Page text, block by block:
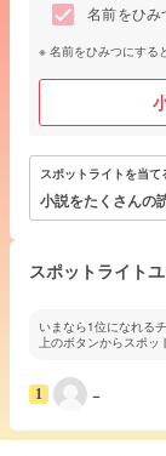
名前をひみ
名前をひみつにする
スポットライトを当て
小説をたくさんの
スポットライト
いまなら1位になれる
上のボタンからスポッ
1 −